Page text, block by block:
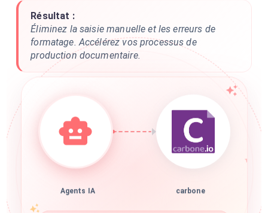
Résultat :
Éliminez la saisie manuelle et les erreurs de
formatage. Accélérez vos processus de
production documentaire.
Agents IA carbone